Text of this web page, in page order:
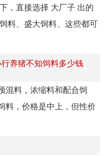
，直接选择 大厂子 出的
料、盛大饲料、这些都可
养猪不知饲料多少钱
混料，浓缩料和配合饲
料，价格是中上，但性价